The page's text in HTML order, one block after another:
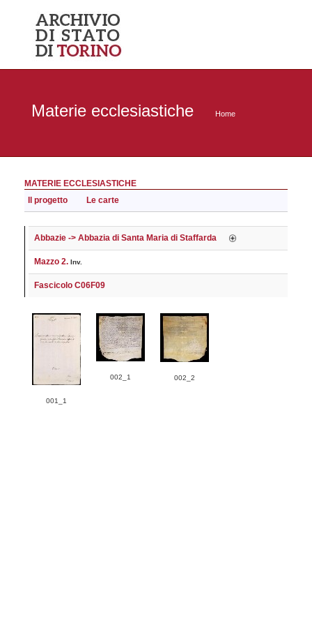
Materie ecclesiastiche Home
MATERIE ECCLESIASTICHE
Il progetto
Le carte
Abbazie -> Abbazia di Santa Maria di Staffarda
Mazzo 2. Inv.
Fascicolo C06F09
001_1
002_1 002_2